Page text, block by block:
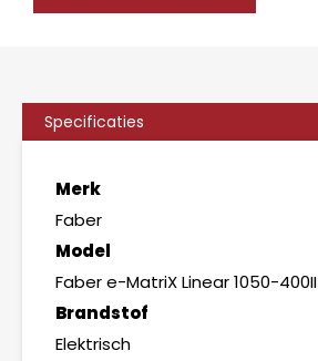
Specificaties
Merk
Faber
Model
Faber e-MatriX Linear 1050-400II
Brandstof
Elektrisch